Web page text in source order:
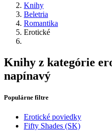
Knihy
Beletria
Romantika
Erotické
Knihy z kategórie
napínavý
Populárne filtre
Erotické poviedky
Fifty Shades (SK)